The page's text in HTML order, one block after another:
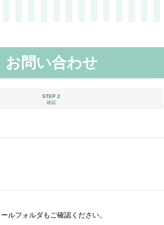
お問い合わせ
STEP 2
確認
ルフォルダもご確認ください。